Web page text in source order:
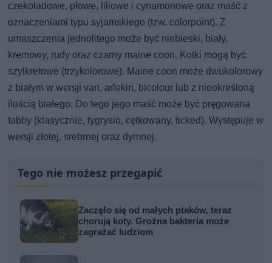
czekoladowe, płowe, liliowe i cynamonowe oraz maść z
oznaczeniami typu syjamskiego (tzw. colorpoint). Z
umaszczenia jednolitego może być niebieski, biały,
kremowy, rudy oraz czarny maine coon. Kotki mogą być
szylkretowe (trzykolorowe). Maine coon może dwukolorowy
z białym w wersji van, arlekin, bicolour lub z nieokreśloną
ilością białego. Do tego jego maść może być pręgowana
tabby (klasycznie, tygrysio, cętkowany, ticked). Występuje w
wersji złotej, srebrnej oraz dymnej.
Tego nie możesz przegapić
Zaczęło się od małych ptaków, teraz
chorują koty. Groźna bakteria może
zagrażać ludziom